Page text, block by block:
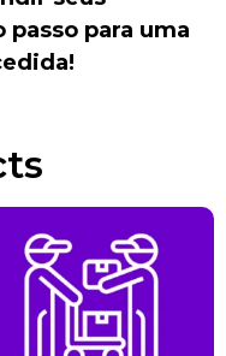
para uma